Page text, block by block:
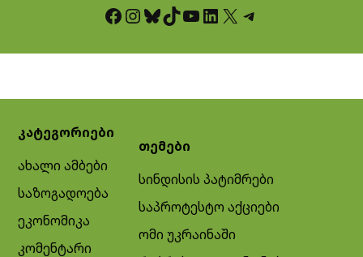
Facebook InstagramBluesky TikTok YouTube LinkedIn X Telegram
კატეგორიები
ახალი ამბები
საზოგადოება
ეკონომიკა
კომენტარი
თემები
სინდისის პატიმრები
საპროტესტო აქციები
ომი უკრაინაში